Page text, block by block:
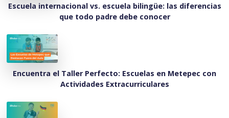
Escuela internacional vs. escuela bilingüe: las diferencias
que todo padre debe conocer
Encuentra el Taller Perfecto: Escuelas en Metepec con
Actividades Extracurriculares